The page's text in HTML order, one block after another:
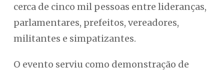
cerca de cinco mil pessoas entre lideranças,
parlamentares, prefeitos, vereadores,
militantes e simpatizantes.
O evento serviu como demonstração de